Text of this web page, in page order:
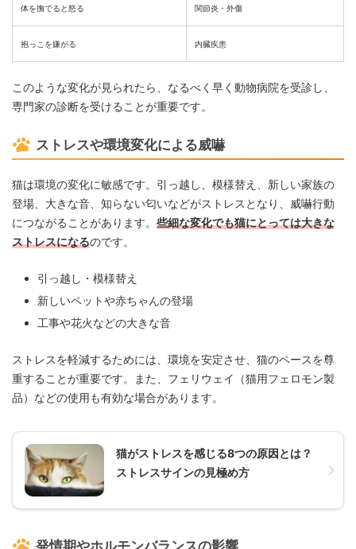
体を撫でると怒る 関節炎・外傷
抱っこを嫌がる 内臓疾患
このような変化が見られたら、なるべく早く動物病院を受診し、
専門家の診断を受けることが重要です。
ストレスや環境変化による威嚇
猫は環境の変化に敏感です。引っ越し、模様替え、新しい家族の
登場、大きな音、知らない匂いなどがストレスとなり、威嚇行動
につながることがあります。 些細な変化でも猫にとっては大きな
ストレスになるのです。
引っ越し・模様替え
新しいペットや赤ちゃんの登場
工事や花火などの大きな音
ストレスを軽減するためには、環境を安定させ、猫のペースを尊
重することが重要です。また、フェリウェイ（猫用フェロモン製
品）などの使用も有効な場合があります。
猫がストレスを感じる8つの原因とは？
ストレスサインの見極め方